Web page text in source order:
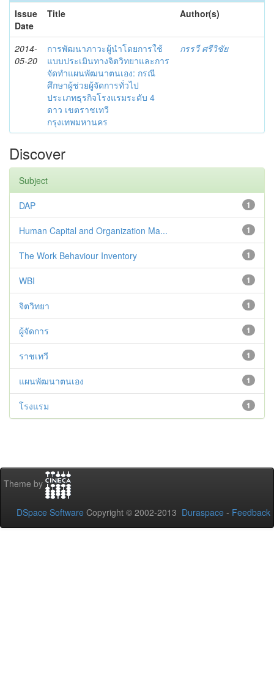
Issue
Date
Title Author(s)
2014-
05-20
การพัฒนาภาวะผู้นำโดยการใช้
แบบประเมินทางจิตวิทยาและการ
จัดทำแผนพัฒนาตนเอง: กรณี
ศึกษาผู้ช่วยผู้จัดการทั่วไป
ประเภทธุรกิจโรงแรมระดับ 4
ดาว เขตราชเทวี
กรุงเทพมหานคร
กรรวี ศรีวิชัย
Discover
Subject
1
DAP
1
Human Capital and Organization Ma...
1
The Work Behaviour Inventory
1
WBI
1
จิตวิทยา
1
ผู้จัดการ
1
ราชเทวี
1
แผนพัฒนาตนเอง
1
โรงแรม
Theme by
DSpace Software Copyright © 2002-2013 Duraspace - Feedback